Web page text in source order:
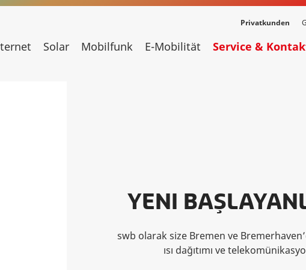
Privatkunden
Solar Mobilfunk E-Mobilität Service &
YENI
swb olarak size Bremen ve
ısı dağıtımı ve